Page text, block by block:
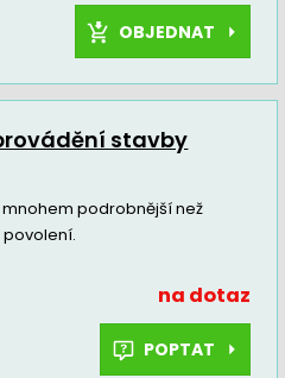
OBJEDNAT
stavby
podrobnější než
na dotaz
POPTAT